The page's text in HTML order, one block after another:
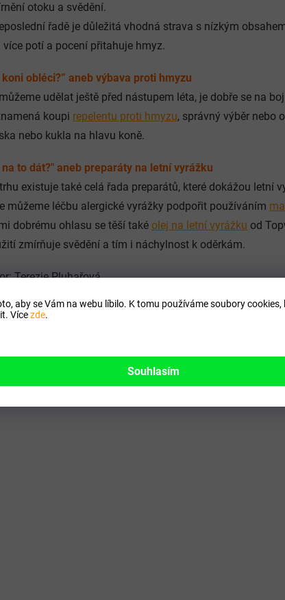
aby se Vám na webu líbilo. K tomu používáme soubory cookies,
Vícezde.
Souhlasím
otoku a svědění.
řadě je důležitá vhodná strava s nízkým
více potí a pocení přitahuje hmyz.
koni obléci?” aneb výbava proti hmyzu
udělat ještě před nástupem léta, je dobře se na
koupi repelentu proti hmyzu, správný výběr nebo
nebo kukla na hlavu koně.
na to dát?" aneb preparáty na letní vyrážku
existuje také celá řada preparátů, které dokážou letní
můžeme léčbu alergické vyrážky podpořit používáním
dobrému ohlasu se těší také olej na letní vyrážku od
zmírňuje svědění a tím i náchylnost k oděrkám.
Terezie Pluhařová